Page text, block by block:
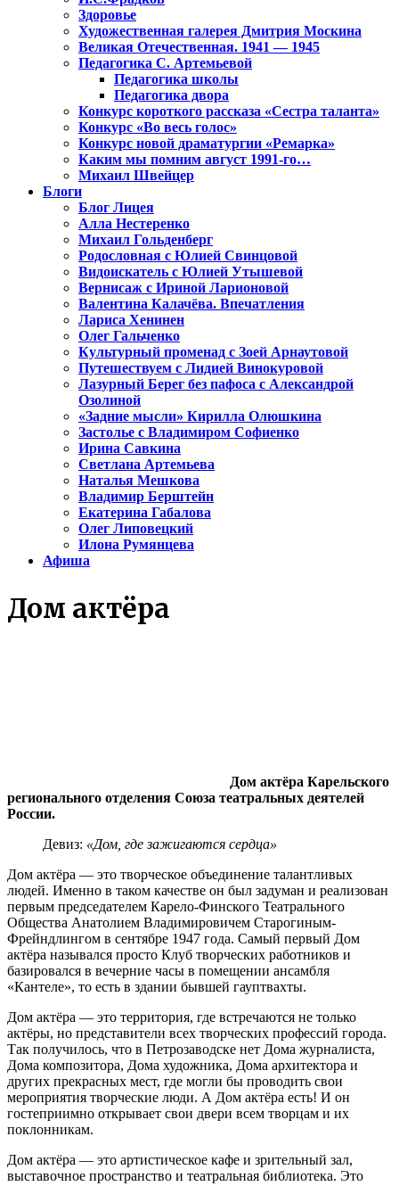
Здоровье
Художественная галерея Дмитрия Москина
Великая Отечественная. 1941 — 1945
Педагогика С. Артемьевой
Педагогика школы
Педагогика двора
Конкурс короткого рассказа «Сестра таланта»
Конкурс «Во весь голос»
Конкурс новой драматургии «Ремарка»
Каким мы помним август 1991-го…
Михаил Швейцер
Блоги
Блог Лицея
Алла Нестеренко
Михаил Гольденберг
Родословная с Юлией Свинцовой
Видоискатель с Юлией Утышевой
Вернисаж с Ириной Ларионовой
Валентина Калачёва. Впечатления
Лариса Хенинен
Олег Гальченко
Культурный променад с Зоей Арнаутовой
Путешествуем с Лидией Винокуровой
Лазурный Берег без пафоса с Александрой
Озолиной
«Задние мысли» Кирилла Олюшкина
Застолье с Владимиром Софиенко
Ирина Савкина
Светлана Артемьева
Наталья Мешкова
Владимир Берштейн
Екатерина Габалова
Олег Липовецкий
Илона Румянцева
Афиша
Дом актёра
Дом актёра Карельского
регионального отделения Союза театральных деятелей
России.
Девиз: «Дом, где зажигаются сердца»
Дом актёра — это творческое объединение талантливых
людей. Именно в таком качестве он был задуман и реализован
первым председателем Карело-Финского Театрального
Общества Анатолием Владимировичем Старогиным-
Фрейндлингом в сентябре 1947 года. Самый первый Дом
актёра назывался просто Клуб творческих работников и
базировался в вечерние часы в помещении ансамбля
«Кантеле», то есть в здании бывшей гауптвахты.
Дом актёра — это территория, где встречаются не только
актёры, но представители всех творческих профессий города.
Так получилось, что в Петрозаводске нет Дома журналиста,
Дома композитора, Дома художника, Дома архитектора и
других прекрасных мест, где могли бы проводить свои
мероприятия творческие люди. А Дом актёра есть! И он
гостеприимно открывает свои двери всем творцам и их
поклонникам.
Дом актёра — это артистическое кафе и зрительный зал,
выставочное пространство и театральная библиотека. Это